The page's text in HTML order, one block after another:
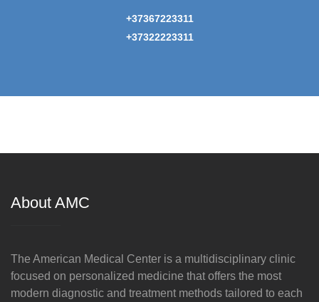
+37367223311
+37322223311
About AMC
The American Medical Center is a multidisciplinary clinic
focused on personalized medicine that offers the most
modern diagnostic and treatment methods tailored to each